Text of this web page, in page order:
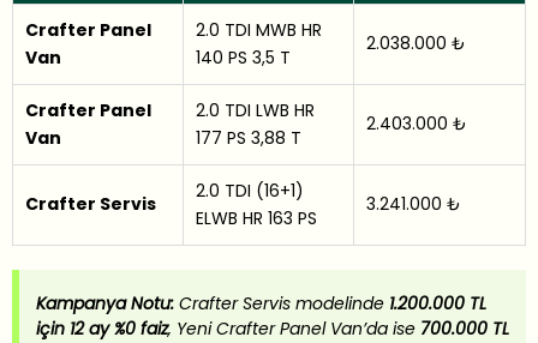
Crafter Panel
Van
2.0 TDI MWB HR
140 PS 3,5 T
2.038.000 ₺
Crafter Panel
Van
2.0 TDI LWB HR
177 PS 3,88 T
2.403.000 ₺
Crafter Servis
2.0 TDI (16+1)
ELWB HR 163 PS
3.241.000 ₺
Kampanya Notu: Crafter Servis modelinde 1.200.000 TL
için 12 ay %0 faiz, Yeni Crafter Panel Van’da ise 700.000 TL